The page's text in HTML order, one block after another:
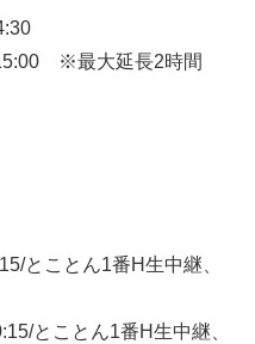
※最大延長2時間
とことん1番H生中継、
とことん1番H生中継、